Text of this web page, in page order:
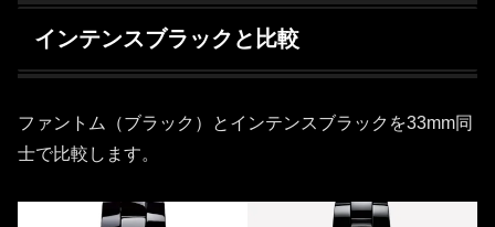
インテンスブラックと比較
ファントム（ブラック）とインテンスブラックを33mm同
士で比較します。